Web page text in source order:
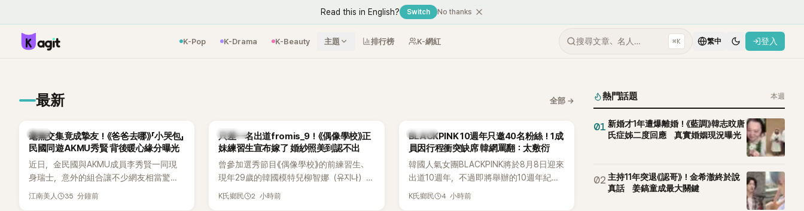
Read this in English? Switch No thanks
K-Pop K-Drama K-Beauty 主題 排行榜 K-網紅 搜尋文章、名人… ⌘K 繁中 登入
最新 全部 →
韓星
毫無交集竟成摯友！《爸爸去哪》「小哭包」
民國同遊AKMU秀賢 背後暖心緣分曝光
近日，金民國與AKMU成員李秀賢一同現
身瑞士，意外的組合讓不少網友相當驚
訝。兩人過去幾乎沒有公開交集，如今卻
江南美人 35 分鐘前
K-POP
只差一名出道fromis_9！《偶像學校》正
妹練習生宣布嫁了 婚紗照美到認不出
曾參加選秀節目《偶像學校》的前練習生、
現年29歲的韓國模特兒柳智娜（유지나），
近日無預警在社群平台公開一系列婚紗
K氏鄉民 2 小時前
K-POP
BLACKPINK 10週年只邀40名粉絲！1成
員因行程衝突缺席 韓網罵翻：太敷衍
韓國人氣女團BLACKPINK將於8月8日迎來
出道10週年，不過即將舉辦的10週年紀念
Meet & Greet活動，依舊無法看到四人合
K氏鄉民 4 小時前
熱門話題 本週
01 新婚才1年遭爆離婚！《藍調》韓志旼唐
氏症姊二度回應 真實婚姻現況曝光
02 主持11年突退《認哥》！金希澈終於說
真話 姜鎬童成最大關鍵